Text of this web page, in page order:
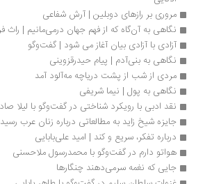
مروری بر رازهای دوبلین | آرش شفاعی
نگاهی به آن‌گاه که از فهم جهان درمی‌مانیم | راث فرانکلین
آزادی با آزادی بیان آغاز می شود | گفت‌وگو
نگاهی به بنی‌آدم | پیام حیدرقزوینی
مردی از شب از پشت دریاچه مه‌آلود آمد
نگاهی به پول | نیما شریفی
نقد ادبی با رویکرد شناختی در گفت‌وگو با لیلا صادقی
جایزه شیخ زاید به مطالعاتی درباره زنان عرب رسید
درباره تفکر، سریع و کند | امید علی‌بابایی
هواتو دارم در گفت‌وگو با محمدرسول ملاحسنی
جایی که نغمه سرمی‌دهند چنگارها